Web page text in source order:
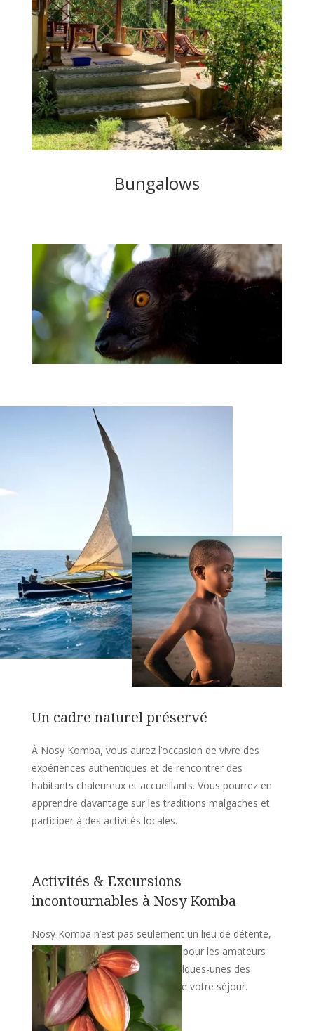
Bungalows
Un cadre naturel préservé
À Nosy Komba, vous aurez l’occasion de vivre des
expériences authentiques et de rencontrer des
habitants chaleureux et accueillants. Vous pourrez en
apprendre davantage sur les traditions malgaches et
participer à des activités locales.
Activités & Excursions
incontournables à Nosy Komba
Nosy Komba n’est pas seulement un lieu de détente,
c’est aussi une destination idéale pour les amateurs
d’aventure et de nature. Voici quelques-unes des
activités à ne pas manquer lors de votre séjour.